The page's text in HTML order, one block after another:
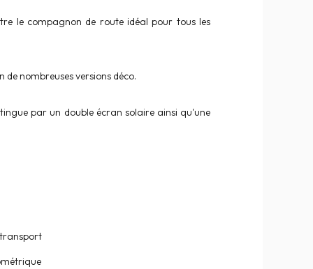
le compagnon de route idéal pour tous les
de nombreuses versions déco.
par un double écran solaire ainsi qu'une
transport